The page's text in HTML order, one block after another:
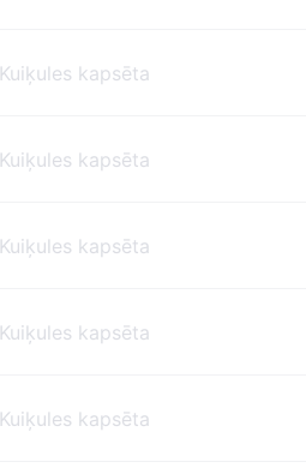
Kuiķules kapsēta
Kuiķules kapsēta
Kuiķules kapsēta
Kuiķules kapsēta
Kuiķules kapsēta